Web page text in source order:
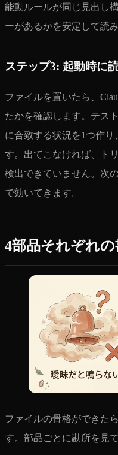
能動ルールが同じ見出し
ーがあるかを安定して読
ステップ3: 起動時に
ファイルを置いたら、
たかを確認します。テス
に合致する状況を1つ作
す。出てこなければ、ト
検出できていません。次
で効いてきます。
4部品それぞれ
ファイルの骨格ができた
す。部品ごとに勘所を見